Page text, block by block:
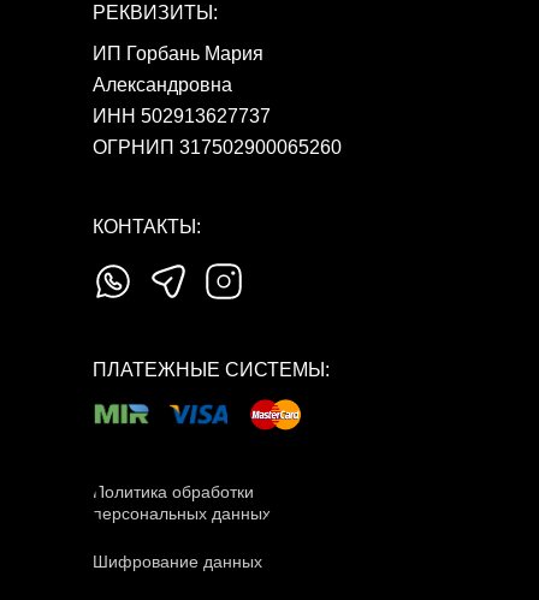
Политика обработки
персональных данных
КОНТАКТЫ:
РЕКВИЗИТЫ:
ИП Горбань Мария
Александровна
ИНН 502913627737
ОГРНИП 317502900065260
Шифрование данных
ПЛАТЕЖНЫЕ СИСТЕМЫ: